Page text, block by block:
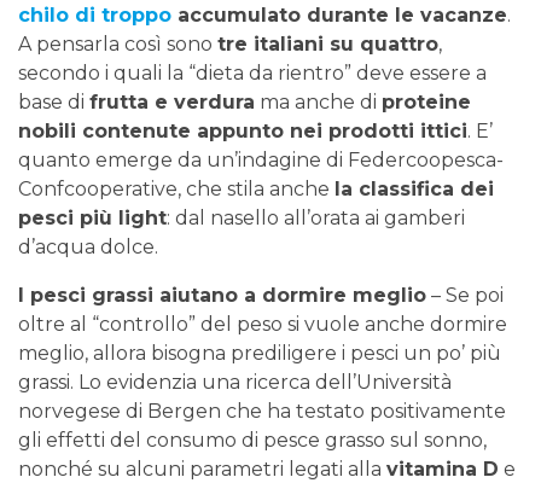
chilo di troppo accumulato durante le vacanze.
A pensarla così sono tre italiani su quattro,
secondo i quali la “dieta da rientro” deve essere a
base di frutta e verdura ma anche di proteine
nobili contenute appunto nei prodotti ittici. E’
quanto emerge da un’indagine di Federcoopesca-
Confcooperative, che stila anche la classifica dei
pesci più light: dal nasello all’orata ai gamberi
d’acqua dolce.
I pesci grassi aiutano a dormire meglio – Se poi
oltre al “controllo” del peso si vuole anche dormire
meglio, allora bisogna prediligere i pesci un po’ più
grassi. Lo evidenzia una ricerca dell’Università
norvegese di Bergen che ha testato positivamente
gli effetti del consumo di pesce grasso sul sonno,
nonché su alcuni parametri legati alla vitamina D e